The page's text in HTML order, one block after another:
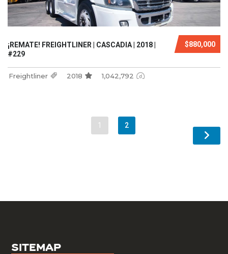
$880,000
¡REMATE! FREIGHTLINER | CASCADIA | 2018 |
#229
Freightliner 2018 1,042,792
1 2
Sitemap